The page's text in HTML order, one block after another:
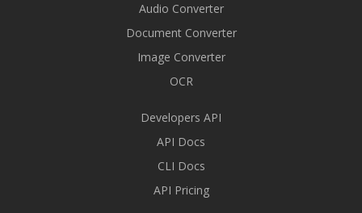
Audio Converter
Document Converter
Image Converter
OCR
Developers API
API Docs
CLI Docs
API Pricing